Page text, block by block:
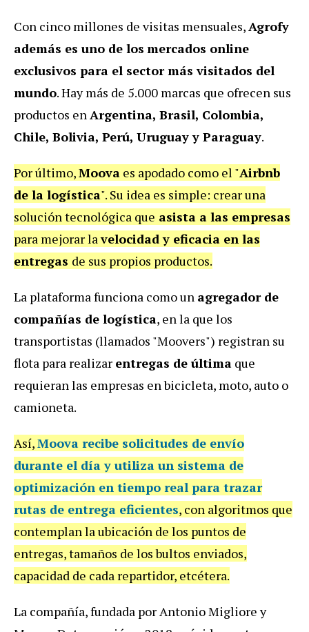
Con cinco millones de visitas mensuales,Agrofy
además es uno de los mercados online
exclusivos para el sector más visitados del
mundo. Hay más de 5.000 marcas que ofrecen sus
productos enArgentina, Brasil, Colombia,
Chile, Bolivia, Perú, Uruguay y Paraguay.
Por último,Moova es apodado como el "Airbnb
de la logística". Su idea es simple: crear una
solución tecnológica que asista a las empresas
para mejorar lavelocidad y eficacia en las
entregas de sus propios productos.
La plataforma funciona como un agregador de
compañías de logística, en la que los
transportistas (llamados "Moovers") registran su
flota para realizar entregas de última que
requieran las empresas en bicicleta, moto, auto o
camioneta.
Así,Moova recibe solicitudes de envío
durante el día y utiliza un sistema de
optimización en tiempo real para trazar
rutas de entrega eficientes, con algoritmos que
contemplan la ubicación de los puntos de
entregas, tamaños de los bultos enviados,
capacidad de cada repartidor, etcétera.
La compañía, fundada por Antonio Migliore y